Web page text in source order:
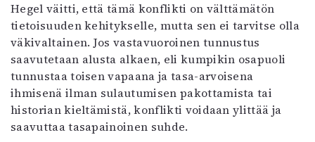
Hegel väitti, että tämä konflikti on välttämätön
tietoisuuden kehitykselle, mutta sen ei tarvitse olla
väkivaltainen. Jos vastavuoroinen tunnustus
saavutetaan alusta alkaen, eli kumpikin osapuoli
tunnustaa toisen vapaana ja tasa-arvoisena
ihmisenä ilman sulautumisen pakottamista tai
historian kieltämistä, konflikti voidaan ylittää ja
saavuttaa tasapainoinen suhde.